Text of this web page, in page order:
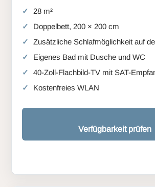
28 m²
Doppelbett, 200 × 200 cm
Zusätzliche Schlafmöglichkeit auf
Eigenes Bad mit Dusche und WC
40-Zoll-Flachbild-TV mit SAT-
Kostenfreies WLAN
Verfügbarkeit prüfen